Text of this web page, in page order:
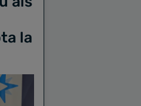
la